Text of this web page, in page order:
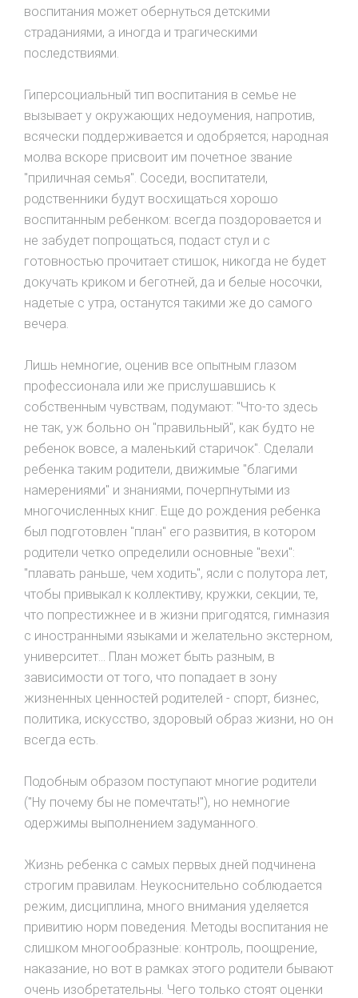
воспитания может обернуться детскими
страданиями, а иногда и трагическими
последствиями.
Гиперсоциальный тип воспитания в семье не
вызывает у окружающих недоумения, напротив,
всячески поддерживается и одобряется; народная
молва вскоре присвоит им почетное звание
"приличная семья". Соседи, воспитатели,
родственники будут восхищаться хорошо
воспитанным ребенком: всегда поздоровается и
не забудет попрощаться, подаст стул и с
готовностью прочитает стишок, никогда не будет
докучать криком и беготней, да и белые носочки,
надетые с утра, останутся такими же до самого
вечера.
Лишь немногие, оценив все опытным глазом
профессионала или же прислушавшись к
собственным чувствам, подумают: "Что-то здесь
не так, уж больно он "правильный", как будто не
ребенок вовсе, а маленький старичок". Сделали
ребенка таким родители, движимые "благими
намерениями" и знаниями, почерпнутыми из
многочисленных книг. Еще до рождения ребенка
был подготовлен "план" его развития, в котором
родители четко определили основные "вехи":
"плавать раньше, чем ходить", ясли с полутора лет,
чтобы привыкал к коллективу, кружки, секции, те,
что попрестижнее и в жизни пригодятся, гимназия
с иностранными языками и желательно экстерном,
университет... План может быть разным, в
зависимости от того, что попадает в зону
жизненных ценностей родителей - спорт, бизнес,
политика, искусство, здоровый образ жизни, но он
всегда есть.
Подобным образом поступают многие родители
("Ну почему бы не помечтать!"), но немногие
одержимы выполнением задуманного.
Жизнь ребенка с самых первых дней подчинена
строгим правилам. Неукоснительно соблюдается
режим, дисциплина, много внимания уделяется
привитию норм поведения. Методы воспитания не
слишком многообразные: контроль, поощрение,
наказание, но вот в рамках этого родители бывают
очень изобретательны. Чего только стоят оценки